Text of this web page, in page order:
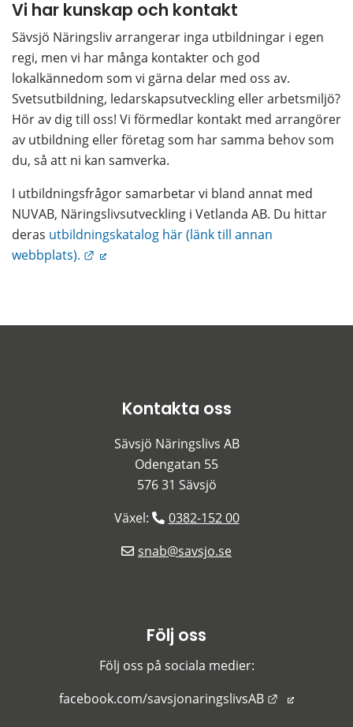
Vi har kunskap och kontakt
Sävsjö Näringsliv arrangerar inga utbildningar i egen
regi, men vi har många kontakter och god
lokalkännedom som vi gärna delar med oss av.
Svetsutbildning, ledarskapsutveckling eller arbetsmiljö?
Hör av dig till oss! Vi förmedlar kontakt med arrangörer
av utbildning eller företag som har samma behov som
du, så att ni kan samverka.
I utbildningsfrågor samarbetar vi bland annat med
NUVAB, Näringslivsutveckling i Vetlanda AB. Du hittar
deras utbildningskatalog här (länk till annan
webbplats).
Länk till annan webbplats.
Kontakta oss
Sävsjö Näringslivs AB
Odengatan 55
576 31 Sävsjö
Växel:
0382-152 00
snab@savsjo.se
Följ oss
Följ oss på sociala medier:
facebook.com/savsjonaringslivsAB
Länk till